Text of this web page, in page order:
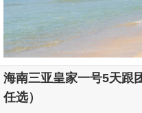
海南三亚皇家一号5天跟
任选）